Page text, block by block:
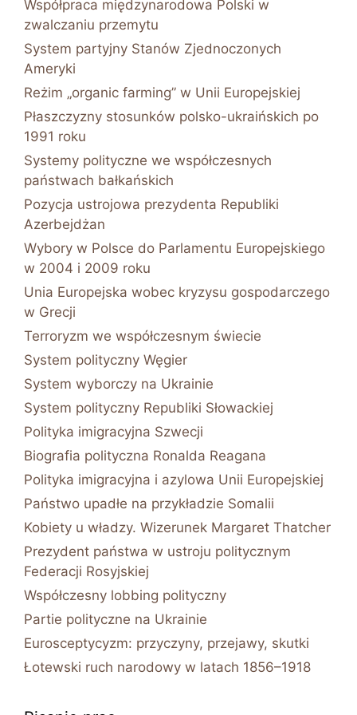
Współpraca międzynarodowa Polski w
zwalczaniu przemytu
System partyjny Stanów Zjednoczonych
Ameryki
Reżim „organic farming” w Unii Europejskiej
Płaszczyzny stosunków polsko-ukraińskich po
1991 roku
Systemy polityczne we współczesnych
państwach bałkańskich
Pozycja ustrojowa prezydenta Republiki
Azerbejdżan
Wybory w Polsce do Parlamentu Europejskiego
w 2004 i 2009 roku
Unia Europejska wobec kryzysu gospodarczego
w Grecji
Terroryzm we współczesnym świecie
System polityczny Węgier
System wyborczy na Ukrainie
System polityczny Republiki Słowackiej
Polityka imigracyjna Szwecji
Biografia polityczna Ronalda Reagana
Polityka imigracyjna i azylowa Unii Europejskiej
Państwo upadłe na przykładzie Somalii
Kobiety u władzy. Wizerunek Margaret Thatcher
Prezydent państwa w ustroju politycznym
Federacji Rosyjskiej
Współczesny lobbing polityczny
Partie polityczne na Ukrainie
Eurosceptycyzm: przyczyny, przejawy, skutki
Łotewski ruch narodowy w latach 1856–1918